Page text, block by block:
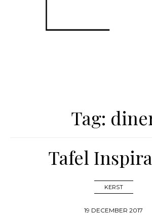
Tag:
Tafel
KERST
19 DECEMBER 2017